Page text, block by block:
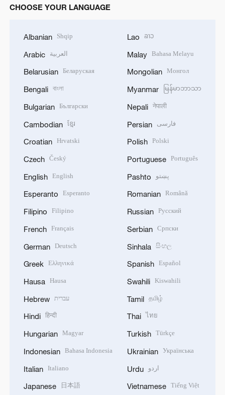
CHOOSE YOUR LANGUAGE
Albanian Shqip
Arabic العربية
Belarusian Беларуская
Bengali বাংলা
Bulgarian Български
Cambodian ខ្មែរ
Croatian Hrvatski
Czech Český
English English
Esperanto Esperanto
Filipino Filipino
French Français
German Deutsch
Greek Ελληνικά
Hausa Hausa
Hebrew עברית
Hindi हिन्दी
Hungarian Magyar
Indonesian Bahasa Indonesia
Italian Italiano
Japanese 日本語
Lao ລາວ
Malay Bahasa Melayu
Mongolian Монгол
Myanmar မြန်မာဘာသာ
Nepali नेपाली
Persian فارسی
Polish Polski
Portuguese Português
Pashto پښتو
Romanian Română
Russian Русский
Serbian Српски
Sinhala සිංහල
Spanish Español
Swahili Kiswahili
Tamil தமிழ்
Thai ไทย
Turkish Türkçe
Ukrainian Українська
Urdu اردو
Vietnamese Tiếng Việt